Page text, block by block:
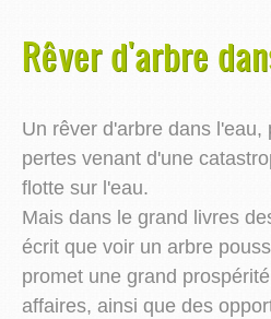
Rêver d'arbre
Un rêver d'arbre dans l'eau,
pertes venant d'une
flotte sur l'eau.
Mais dans le grand livres
écrit que voir un arbre
promet une grand
affaires, ainsi que des